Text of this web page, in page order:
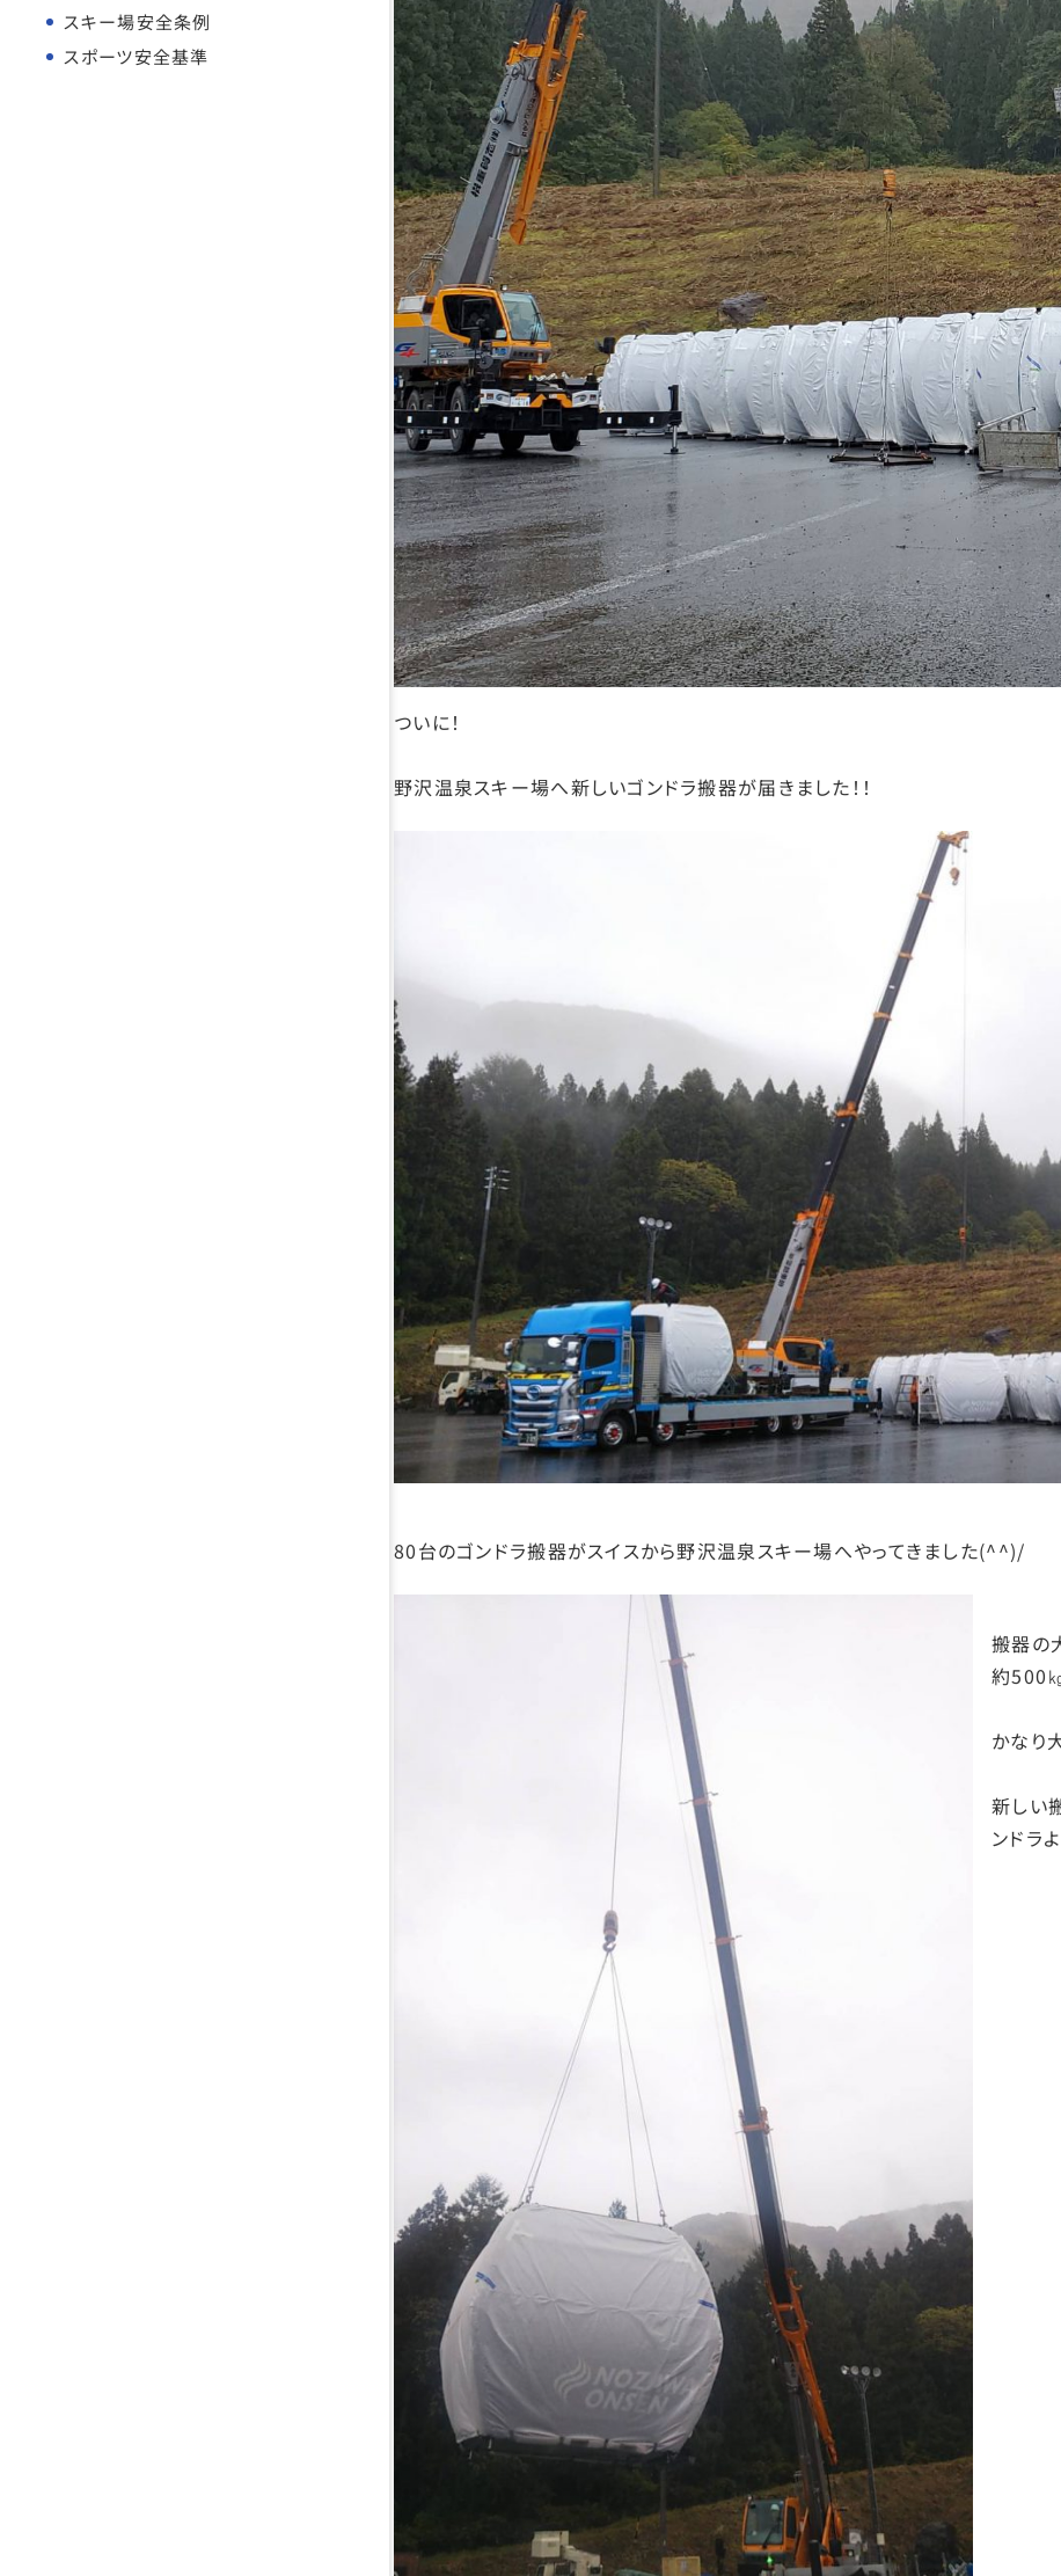
ついに！
野沢温泉スキー場へ新しいゴンドラ搬器が届きました！！
80台のゴンドラ搬器がスイスから野沢温泉スキー場へやってきました(^^)/
搬器の
約500㎏
かなり
新しい
ンドラ
スキー場安全条例
スポーツ安全基準